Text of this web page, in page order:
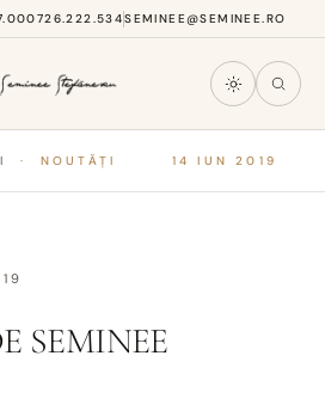
0726.222.534SEMINEE@SEMINEE.RO
· NOUTĂȚI 14 IUN 2019
SEMINEE